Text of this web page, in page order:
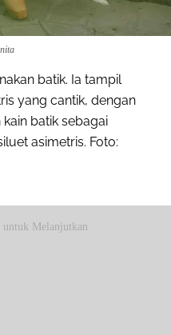
batik. Ia tampil
yang cantik, dengan
batik sebagai
asimetris. Foto:
Melanjutkan